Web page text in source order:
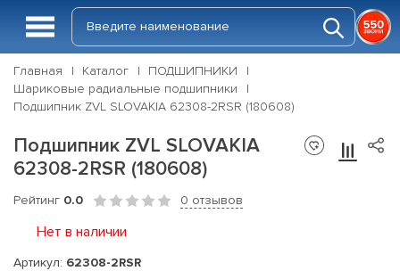
Главная Каталог
ПОДШИПНИКИ
Шариковые радиальные подшипники
Подшипник ZVL SLOVAKIA 62308-2RSR (180608)
Подшипник ZVL SLOVAKIA
62308-2RSR (180608)
Рейтинг 0.0 0 отзывов
Нет в наличии
Артикул: 62308-2RSR